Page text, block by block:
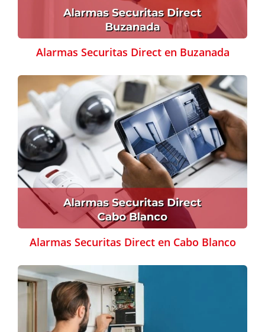
Alarmas Securitas Direct en Buzanada
Alarmas Securitas Direct en Cabo Blanco